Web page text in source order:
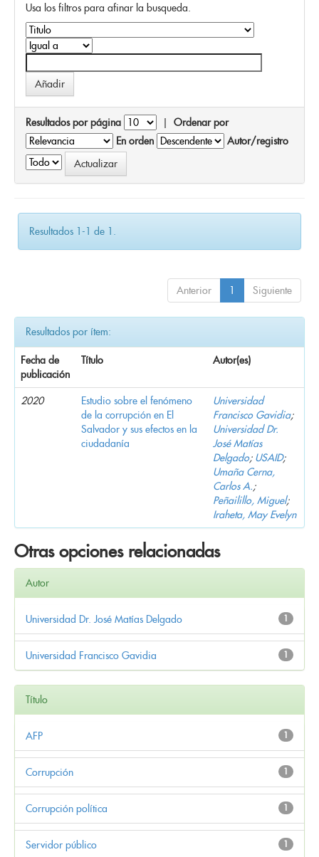
Usa los filtros para afinar la busqueda.
Resultados por página | Ordenar por
En orden
Autor/registro
Resultados 1-1 de 1.
Anterior 1 Siguiente
Resultados por ítem:
Fecha de
publicación
Título Autor(es)
2020
Estudio sobre el fenómeno
de la corrupción en El
Salvador y sus efectos en la
ciudadanía
Universidad
Francisco Gavidia;
Universidad Dr.
José Matías
Delgado; USAID;
Umaña Cerna,
Carlos A.;
Peñailillo, Miguel;
Iraheta, May Evelyn
Otras opciones relacionadas
Autor
1
Universidad Dr. José Matías Delgado
1
Universidad Francisco Gavidia
Título
1
AFP
1
Corrupción
1
Corrupción política
1
Servidor público